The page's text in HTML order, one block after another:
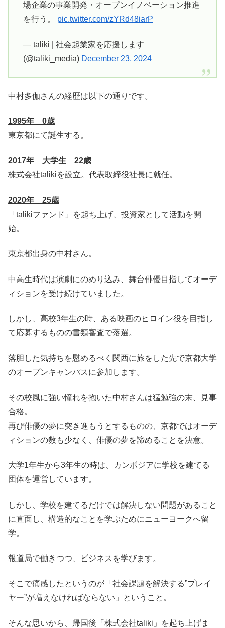
場企業の事業開発・オープンイノベーション推進
を行う。 pic.twitter.com/zYRd48iarP
— taliki | 社会起業家を応援します
(@taliki_media) December 23, 2024
中村多伽さんの経歴は以下の通りです。
1995年 0歳
東京都にて誕生する。
2017年 大学生 22歳
株式会社talikiを設立。代表取締役社長に就任。
2020年 25歳
「talikiファンド」を起ち上げ、投資家として活動を開
始。
東京都出身の中村さん。
中高生時代は演劇にのめり込み、舞台俳優目指してオーデ
ィションを受け続けていました。
しかし、高校3年生の時、ある映画のヒロイン役を目指し
て応募するものの書類審査で落選。
落胆した気持ちを慰めるべく関西に旅をした先で京都大学
のオープンキャンパスに参加します。
その校風に強い憧れを抱いた中村さんは猛勉強の末、見事
合格。
再び俳優の夢に突き進もうとするものの、京都ではオーデ
ィションの数も少なく、俳優の夢を諦めることを決意。
大学1年生から3年生の時は、カンボジアに学校を建てる
団体を運営しています。
しかし、学校を建てるだけでは解決しない問題があること
に直面し、構造的なことを学ぶためにニューヨークへ留
学。
報道局で働きつつ、ビジネスを学びます。
そこで痛感したというのが「社会課題を解決する”プレイ
ヤー”が増えなければならない」ということ。
そんな思いから、帰国後「株式会社taliki」を起ち上げま